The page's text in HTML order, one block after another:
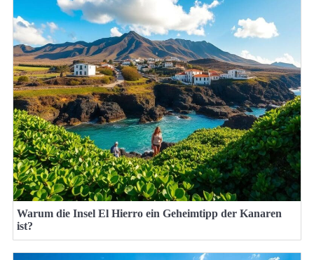
Warum die Insel El Hierro ein Geheimtipp der Kanaren
ist?